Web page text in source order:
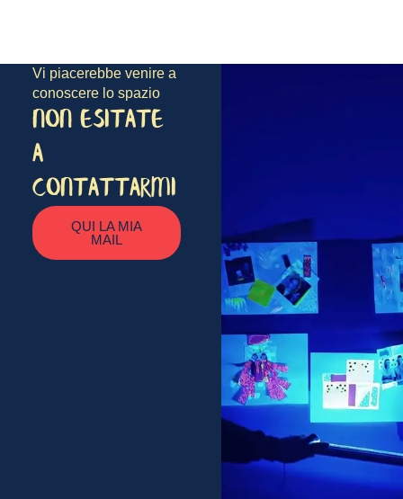
Vi piacerebbe venire a
conoscere lo spazio
NON ESITATE
A
CONTATTARMI
QUI LA MIA
MAIL